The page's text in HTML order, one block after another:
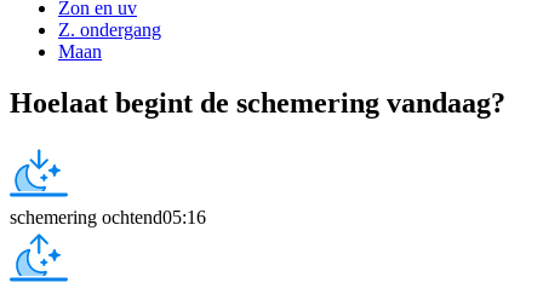
Zon en uv
Z. ondergang
Maan
Hoelaat begint de schemering vandaag?
schemering ochtend05:16